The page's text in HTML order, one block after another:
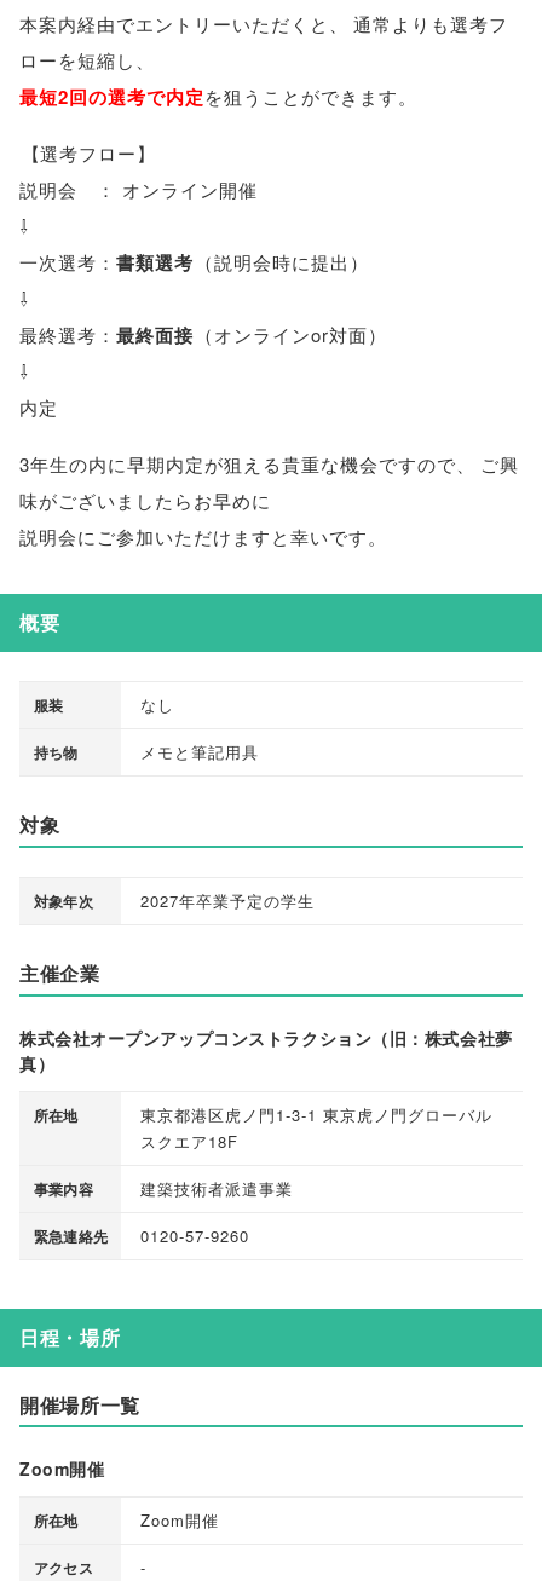
本案内経由でエントリーいただくと
通常よりも選考フ
ローを短縮し
最短2回の選考で内定を狙うことができます。
【選考フロー】
説明会 ： オンライン開催
⇩
一次選考： 書類選考 （説明会時に提出 ）
⇩
最終選考： 最終面接 （オンラインor対面）
⇩
内定
3年生の内に早期内定が狙える貴重な機会ですので
ご興
味がございましたらお早めに
説明会にご参加いただけますと幸いです。
概要
服装 なし
持ち物 メモと筆記用具
対象
対象年次 2027年卒業予定の学生
主催企業
株式会社オープンアップコンストラクション（旧：株式会社夢
真）
所在地
東京都港区虎ノ門1-3-1 東京虎ノ門グローバル
スクエア18F
事業内容 建築技術者派遣事業
緊急連絡先 0120-57-9260
日程・場所
開催場所一覧
Zoom開催
所在地 Zoom開催
アクセス -